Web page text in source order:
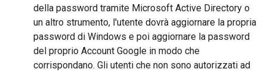
della password tramite Microsoft Active Directory o
un altro strumento, l'utente dovrà aggiornare la propria
password di Windows e poi aggiornare la password
del proprio Account Google in modo che
corrispondano. Gli utenti che non sono autorizzati ad